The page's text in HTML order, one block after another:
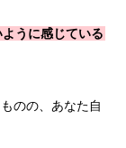
うに感じている
のの、あなた自